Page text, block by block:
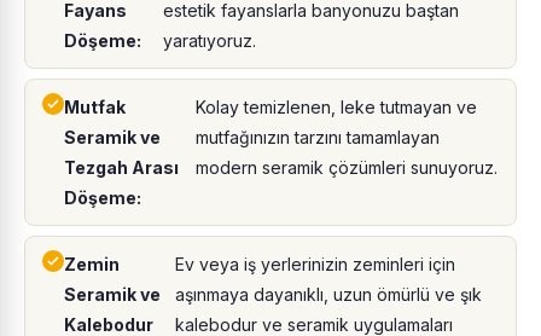
Fayans
Döşeme:
estetik fayanslarla banyonuzu baştan
yaratıyoruz.
Mutfak
Seramik ve
Tezgah Arası
Döşeme:
Kolay temizlenen, leke tutmayan ve
mutfağınızın tarzını tamamlayan
modern seramik çözümleri sunuyoruz.
Zemin
Seramik ve
Kalebodur
Ev veya iş yerlerinizin zeminleri için
aşınmaya dayanıklı, uzun ömürlü ve şık
kalebodur ve seramik uygulamaları